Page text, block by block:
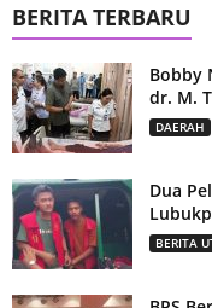
BERITA TERBARU
Bobby
dr. M.
DAERAH
Dua
BERITA